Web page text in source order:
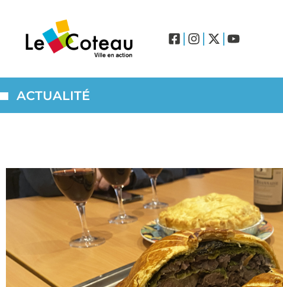
ACTUALITÉ